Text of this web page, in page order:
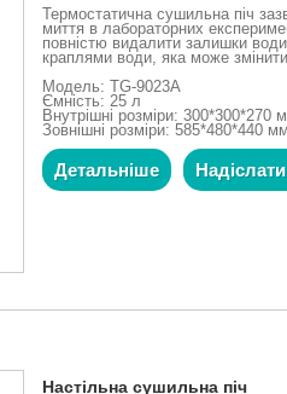
Термостатична сушильна піч
миття в лабораторних
повністю видалити залишки води
краплями води, яка може
Модель: TG-9023A
Ємність: 25 л
Внутрішні розміри: 300*300*270
Зовнішні розміри: 585*480*440 мм
Детальніше
Настільна сушильна піч